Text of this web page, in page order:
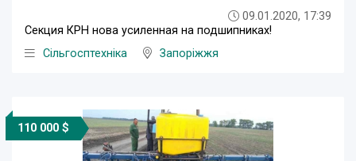
09.01.2020, 17:39
Секция КРН нова усиленная на подшипниках!
Сільгосптехніка
Запоріжжя
110 000 $